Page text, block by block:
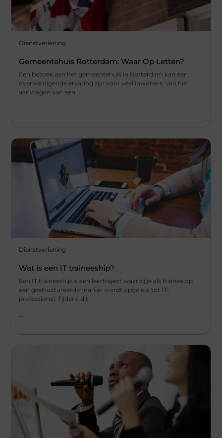
Dienstverlening
Gemeentehuis Rotterdam: Waar Op Letten?
Een bezoek aan het gemeentehuis in Rotterdam kan een
overweldigende ervaring zijn voor veel inwoners. Van het
aanvragen van een
...
Dienstverlening
Wat is een IT traineeship?
Een IT traineeship is een leertraject waarbij je als trainee op
een gestructureerde manier wordt opgeleid tot IT-
professional. Tijdens dit
...